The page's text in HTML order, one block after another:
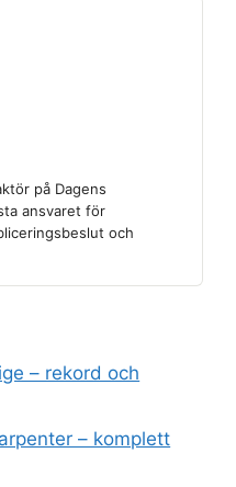
på Dagens
ansvaret för
och
– rekord och
– komplett